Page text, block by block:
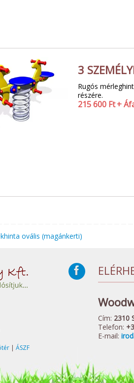
3
Rugós
részére.
215 600 Ft+
ovális (magánkerti)
Cím: 2310
Telefon:
E-mail:
| ÁSZF